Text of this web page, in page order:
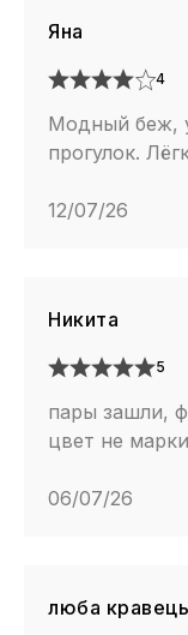
Яна
4
Модный беж,
прогулок.
12/07/26
Никита
5
пары зашли,
цвет не
06/07/26
люба кравець